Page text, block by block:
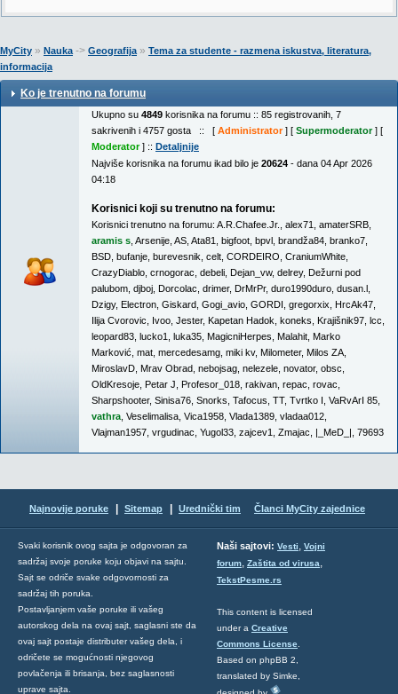
MyCity » Nauka-> Geografija» Tema za studente - razmena iskustva, literatura,
informacija
Ko je trenutno na forumu
Ukupno su 4849 korisnika na forumu :: 85 registrovanih, 7
sakrivenih i 4757 gosta :: [ Administrator] [ Supermoderator] [
Moderator] :: Detaljnije
Najviše korisnika na forumu ikad bilo je 20624 - dana 04 Apr 2026
04:18
Korisnici koji su trenutno na forumu:
Korisnici trenutno na forumu: A.R.Chafee.Jr. alex71 amaterSRB
aramis s Arsenije AS Ata81 bigfoot bpvl brandža84 branko7
BSD bufanje burevesnik celt CORDEIRO CraniumWhite
CrazyDiablo crnogorac debeli Dejan_vw, delrey, Dežurni pod
palubom djboj Dorcolac drimer, DrMrPr, duro1990duro dusan.l
Dzigy, Electron Giskard Gogi_avio GORDI gregorxix HrcAk47
Ilija Cvorovic
Ivoo Jester, Kapetan Hadok koneks Krajišnik97 lcc
leopard83 lucko1 luka35 MagicniHerpes Malahit Marko
Marković mat mercedesamg miki kv, Milometer, Milos ZA
MiroslavD Mrav Obrad nebojsag nelezele novator, obsc
OldKresoje Petar J Profesor_018 rakivan repac rovac
Sharpshooter, Sinisa76 Snorks Tafocus TT, Tvrtko I VaRvArI 85
vathra Veselimalisa Vica1958 Vlada1389 vladaa012
Vlajman1957 vrgudinac Yugol33 zajcev1 Zmajac |_MeD_| 79693
Najnovije poruke Sitemap Urednički tim Članci MyCity zajednice
Svaki korisnik ovog sajta je odgovoran za
sadržaj svoje poruke koju objavi na sajtu.
Sajt se odriče svake odgovornosti za
sadržaj tih poruka.
Postavljanjem vaše poruke ili vašeg
autorskog dela na ovaj sajt, saglasni ste da
ovaj sajt postaje distributer vašeg dela, i
odričete se mogućnosti njegovog
povlačenja ili brisanja, bez saglasnosti
uprave sajta.
Naši sajtovi: Vesti, Vojni
forum, Zaštita od virusa,
TekstPesme.rs
This content is licensed
under a Creative
Commons License
Based on phpBB 2,
translated by Simke,